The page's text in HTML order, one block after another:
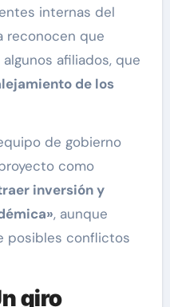
internas del
reconocen que
afiliados, que
de los
de gobierno
como
inversión y
, aunque
posibles conflictos
giro